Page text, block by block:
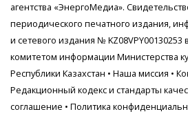
агентства «ЭнергоМедиа».
периодического печатного издания,
и сетевого издания № KZ08VPY00130253
комитетом информации Министерства
Республики Казахстан • Наша миссия •
Редакционный кодекс и стандарты
соглашение • Политика